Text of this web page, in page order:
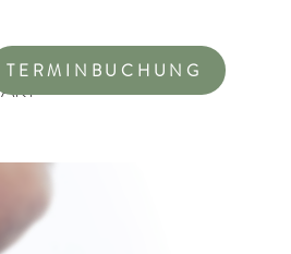
TERMINBUCHUNG